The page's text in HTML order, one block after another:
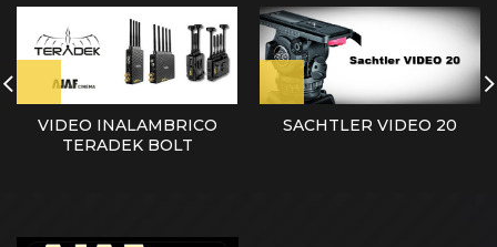
VIDEO INALAMBRICO
TERADEK BOLT
SACHTLER VIDEO 20